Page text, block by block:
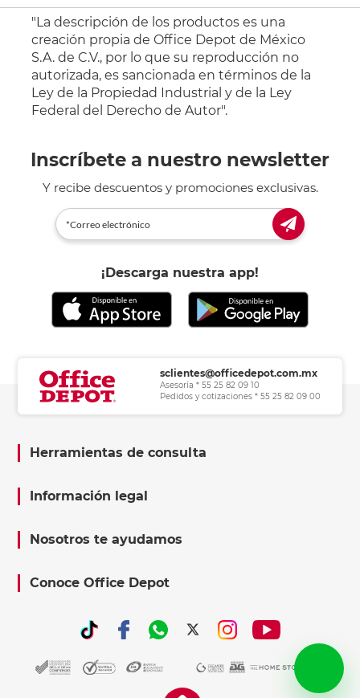
"La descripción de los productos es una
creación propia de Office Depot de México
S.A. de C.V., por lo que su reproducción no
autorizada, es sancionada en términos de la
Ley de la Propiedad Industrial y de la Ley
Federal del Derecho de Autor".
Inscríbete a nuestro newsletter
Y recibe descuentos y promociones exclusivas.
¡Descarga nuestra app!
sclientes@officedepot.com.mx
Asesoría * 55 25 82 09 10
Pedidos y cotizaciones * 55 25 82 09 00
Herramientas de consulta
Información legal
Nosotros te ayudamos
Conoce Office Depot